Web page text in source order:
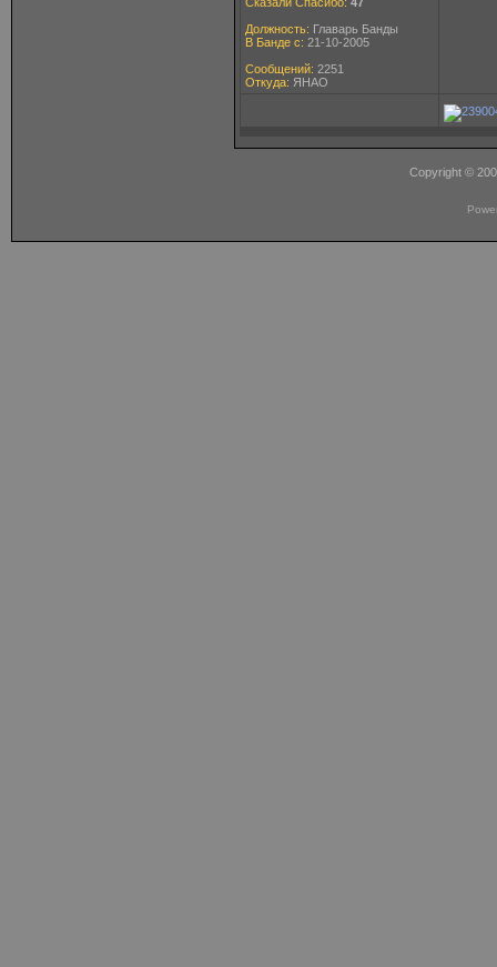
Должность: Главарь Банды
В Банде с: 21-10-2005
Сообщений: 2251
Откуда: ЯНАО
Copyright ©